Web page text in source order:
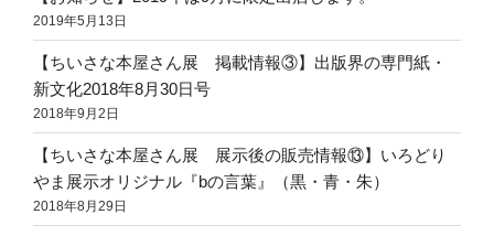
2019年5月13日
【ちいさな本屋さん展 掲載情報③】出版界の専門紙・
新文化2018年8月30日号
2018年9月2日
【ちいさな本屋さん展 展示後の販売情報⑬】いろどり
やま展示オリジナル『bの言葉』（黒・青・朱）
2018年8月29日